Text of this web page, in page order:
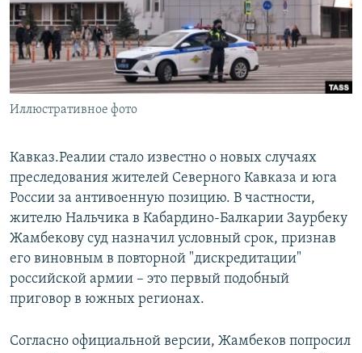
СОЦИАЛЬНЫЕ СЕТИ
Иллюстративное фото
Кавказ.Реалии стало известно о новых случаях
преследования жителей Северного Кавказа и юга
России за антивоенную позицию. В частности,
жителю Нальчика в Кабардино-Балкарии Заурбеку
Жамбекову суд назначил условный срок, признав
его виновным в повторной "дискредитации"
российской армии – это первый подобный
приговор в южных регионах.
Согласно официальной версии, Жамбеков попросил